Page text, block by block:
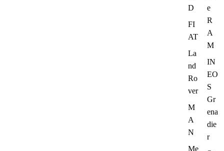
D
FI
AT
La
nd
Ro
ver
M
A
N
Me
e
R
A
M
IN
EO
S
Gr
ena
die
r